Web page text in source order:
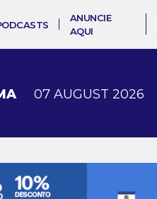
ANUNCIE
AQUI
07 AUGUST 2026